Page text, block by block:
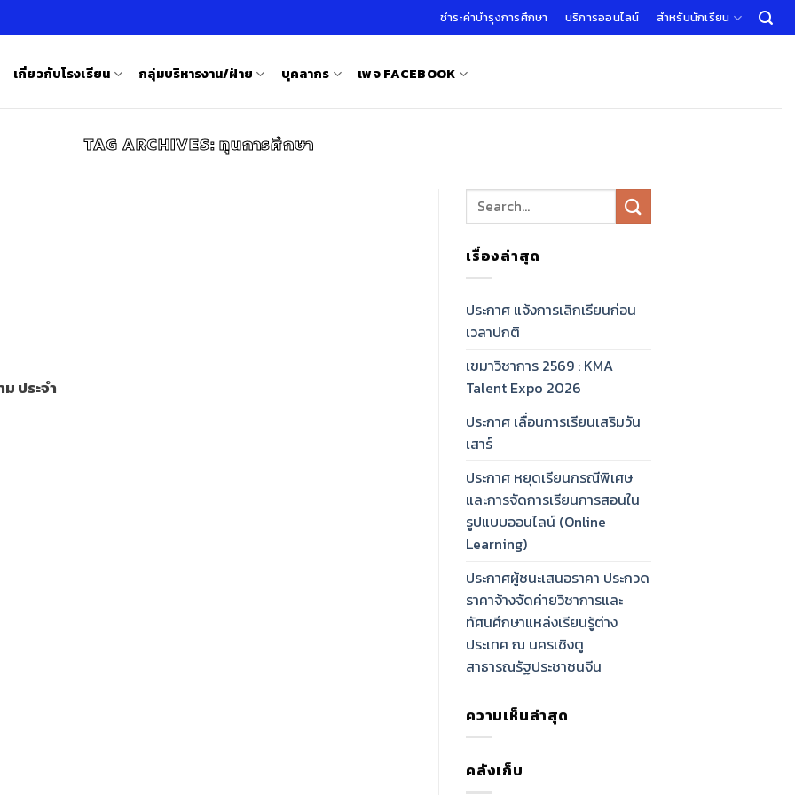
ชำระค่าบำรุงการศึกษา บริการออนไลน์ สำหรับนักเรียน
เกี่ยวกับโรงเรียน กลุ่มบริหารงาน/ฝ่าย บุคลากร เพจ FACEBOOK
TAG ARCHIVES:ทุนการศึกษา
ประจำ
เรื่องล่าสุด
ประกาศ แจ้งการเลิกเรียนก่อน
เวลาปกติ
เขมาวิชาการ 2569 : KMA
Talent Expo 2026
ประกาศ เลื่อนการเรียนเสริมวัน
เสาร์
ประกาศ หยุดเรียนกรณีพิเศษ
และการจัดการเรียนการสอนใน
รูปแบบออนไลน์ (Online
Learning)
ประกาศผู้ชนะเสนอราคา ประกวด
ราคาจ้างจัดค่ายวิชาการและ
ทัศนศึกษาแหล่งเรียนรู้ต่าง
ประเทศ ณ นครเชิงตู
สาธารณรัฐประชาชนจีน
ความเห็นล่าสุด
คลังเก็บ